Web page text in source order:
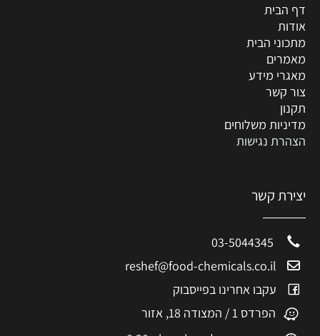
דף הבית
אודות
מתכוני הבית
מאמרים
מאגרי מידע
צור קשר
תקנון
מדיניות משלוחים
הצהרת נגישות
יצירת קשר
reshef@food-chemicals.co.il
עקבו אחרינו בפייסבוק
הפרדס 1 / המצודה 18, אזור